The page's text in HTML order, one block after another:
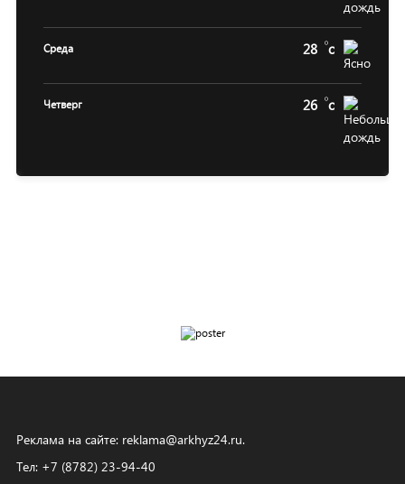
Среда 28 c
Четверг 26 c
Реклама на сайте: reklama@arkhyz24.ru.
Тел: +7 (8782) 23‑94‑40